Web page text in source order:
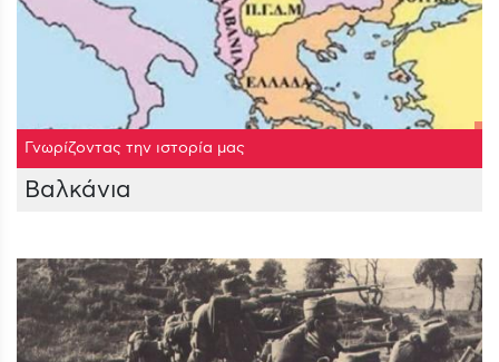
Γνωρίζοντας την ιστορία μας
Βαλκάνια